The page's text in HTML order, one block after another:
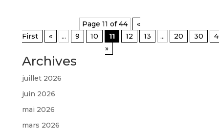
Page 11 of 44
«
First
« ... 9 10 11 12 13 ... 20 30
»
Archives
juillet 2026
juin 2026
mai 2026
mars 2026